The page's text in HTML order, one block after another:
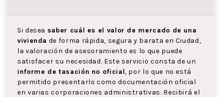
Si desea saber cuál es el valor de mercado de una
vivienda de forma rápida, segura y barata en Ciudad,
la valoración de asesoramiento es lo que puede
satisfacer su necesidad. Este servicio consta de un
informe de tasación no oficial, por lo que no está
permitido presentarlo como documentación oficial
en varias corporaciones administrativas. Recibirá el